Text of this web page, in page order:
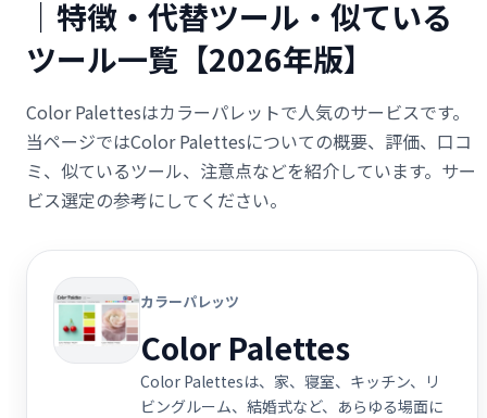
｜特徴・代替ツール・似ている
ツール一覧【2026年版】
Color Palettesはカラーパレットで人気のサービスです。
当ページではColor Palettesについての概要、評価、口コ
ミ、似ているツール、注意点などを紹介しています。サー
ビス選定の参考にしてください。
カラーパレッツ
Color Palettes
Color Palettesは、家、寝室、キッチン、リ
ビングルーム、結婚式など、あらゆる場面に